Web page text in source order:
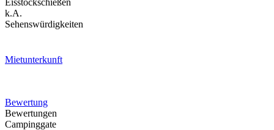
k.A.
Sehenswürdigkeiten
Mietunterkunft
Bewertung
Bewertungen
Campinggate